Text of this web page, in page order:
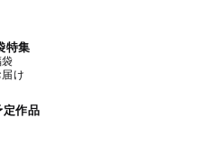
特集
け
定作品